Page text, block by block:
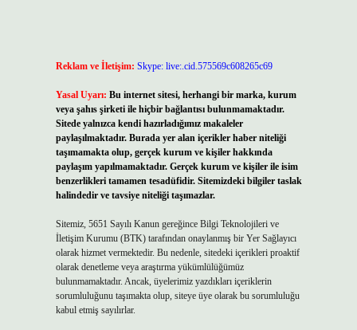
Reklam ve İletişim: Skype: live:.cid.575569c608265c69
Yasal Uyarı: Bu internet sitesi, herhangi bir marka, kurum
veya şahıs şirketi ile hiçbir bağlantısı bulunmamaktadır.
Sitede yalnızca kendi hazırladığımız makaleler
paylaşılmaktadır. Burada yer alan içerikler haber niteliği
taşımamakta olup, gerçek kurum ve kişiler hakkında
paylaşım yapılmamaktadır. Gerçek kurum ve kişiler ile isim
benzerlikleri tamamen tesadüfidir. Sitemizdeki bilgiler taslak
halindedir ve tavsiye niteliği taşımazlar.
Sitemiz, 5651 Sayılı Kanun gereğince Bilgi Teknolojileri ve
İletişim Kurumu (BTK) tarafından onaylanmış bir Yer Sağlayıcı
olarak hizmet vermektedir. Bu nedenle, sitedeki içerikleri proaktif
olarak denetleme veya araştırma yükümlülüğümüz
bulunmamaktadır. Ancak, üyelerimiz yazdıkları içeriklerin
sorumluluğunu taşımakta olup, siteye üye olarak bu sorumluluğu
kabul etmiş sayılırlar.